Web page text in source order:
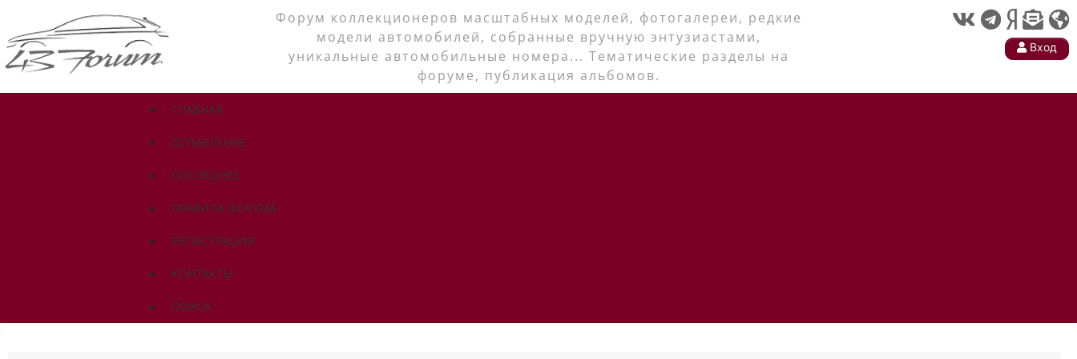
Форум коллекционеров масштабных моделей, фотогалереи, редкие
модели автомобилей, собранные вручную энтузиастами,
уникальные автомобильные номера... Тематические разделы на
форуме, публикация альбомов.
Вход
ГЛАВНАЯ
ОГЛАВЛЕНИЕ
ПОСЛЕДНЕЕ
ПРАВИЛА ФОРУМА
РЕГИСТРАЦИЯ
КОНТАКТЫ
ПОИСК